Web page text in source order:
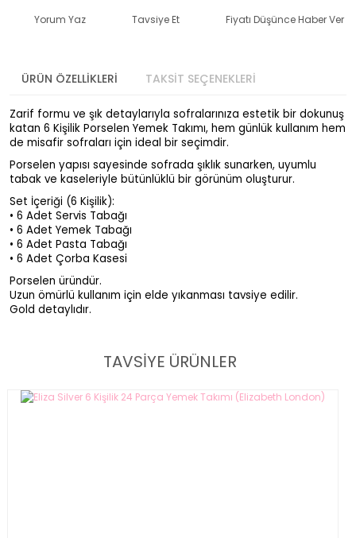
Yorum Yaz Tavsiye Et Fiyatı Düşünce Haber Ver
ÜRÜN ÖZELLİKLERİ TAKSİT SEÇENEKLERİ
Zarif formu ve şık detaylarıyla sofralarınıza estetik bir dokunuş
katan 6 Kişilik Porselen Yemek Takımı, hem günlük kullanım hem
de misafir sofraları için ideal bir seçimdir.
Porselen yapısı sayesinde sofrada şıklık sunarken, uyumlu
tabak ve kaseleriyle bütünlüklü bir görünüm oluşturur.
Set İçeriği (6 Kişilik):
• 6 Adet Servis Tabağı
• 6 Adet Yemek Tabağı
• 6 Adet Pasta Tabağı
• 6 Adet Çorba Kasesi
Porselen üründür.
Uzun ömürlü kullanım için elde yıkanması tavsiye edilir.
Gold detaylıdır.
TAVSİYE ÜRÜNLER